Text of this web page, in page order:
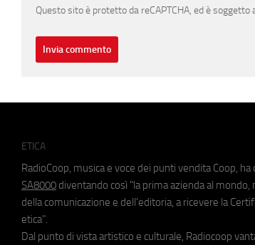
Questo sito è protetto da reCAPTCHA, ed è soggetto
ETICA
RadioCoop, musica e voce dei punti vendita Coop,
SA8000 diventando così "la prima azienda al mondo,
della comunicazione e dell'editoria, a ricevere la
etica".
Dal punto di vista artistico e culturale, Radiocoop